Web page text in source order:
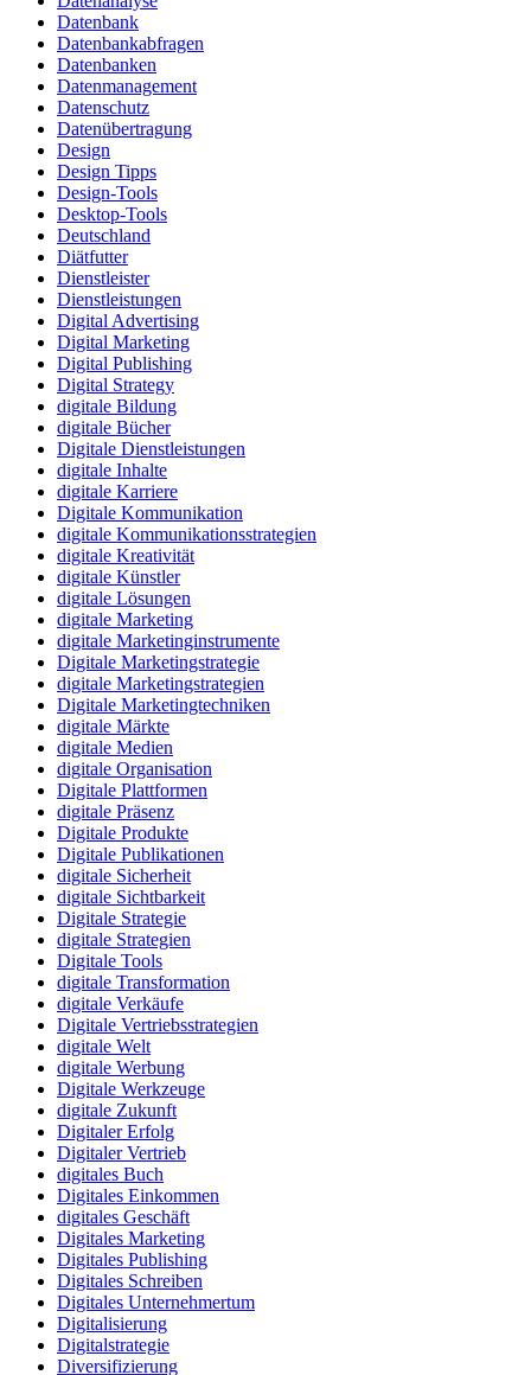
Datenbank
Datenbankabfragen
Datenbanken
Datenmanagement
Datenschutz
Datenübertragung
Design
Design Tipps
Design-Tools
Desktop-Tools
Deutschland
Diätfutter
Dienstleister
Dienstleistungen
Digital Advertising
Digital Marketing
Digital Publishing
Digital Strategy
digitale Bildung
digitale Bücher
Digitale Dienstleistungen
digitale Inhalte
digitale Karriere
Digitale Kommunikation
digitale Kommunikationsstrategien
digitale Kreativität
digitale Künstler
digitale Lösungen
digitale Marketing
digitale Marketinginstrumente
Digitale Marketingstrategie
digitale Marketingstrategien
Digitale Marketingtechniken
digitale Märkte
digitale Medien
digitale Organisation
Digitale Plattformen
digitale Präsenz
Digitale Produkte
Digitale Publikationen
digitale Sicherheit
digitale Sichtbarkeit
Digitale Strategie
digitale Strategien
Digitale Tools
digitale Transformation
digitale Verkäufe
Digitale Vertriebsstrategien
digitale Welt
digitale Werbung
Digitale Werkzeuge
digitale Zukunft
Digitaler Erfolg
Digitaler Vertrieb
digitales Buch
Digitales Einkommen
digitales Geschäft
Digitales Marketing
Digitales Publishing
Digitales Schreiben
Digitales Unternehmertum
Digitalisierung
Digitalstrategie
Diversifizierung